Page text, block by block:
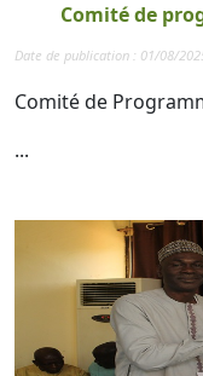
Comité de
Date de publication : 01/08/
Comité de
...